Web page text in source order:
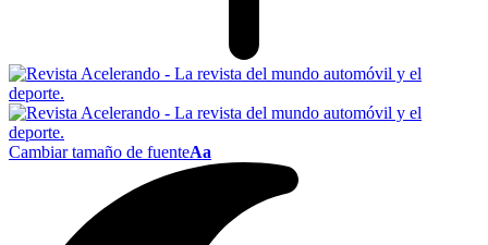
Cambiar tamaño de fuenteAa